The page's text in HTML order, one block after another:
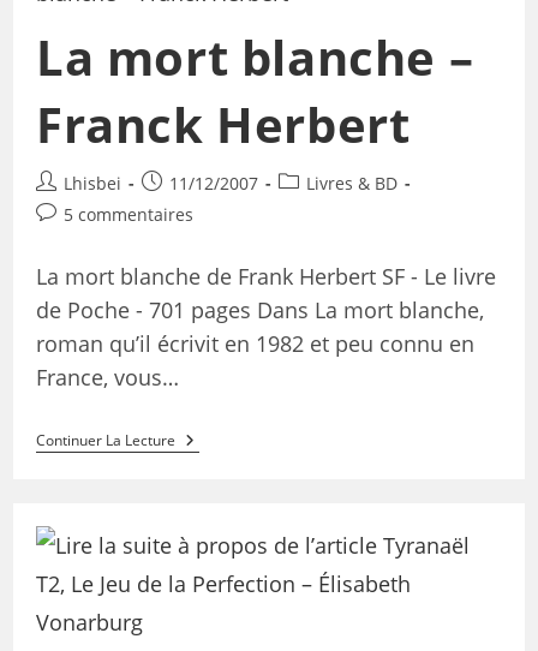
La mort blanche –
Franck Herbert
Lhisbei 11/12/2007
Livres & BD
5 commentaires
La mort blanche de Frank Herbert SF - Le livre
de Poche - 701 pages Dans La mort blanche,
roman qu’il écrivit en 1982 et peu connu en
France, vous…
Continuer La Lecture